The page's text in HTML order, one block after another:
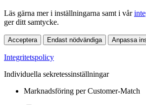
Läs gärna mer i inställningarna samt i vår
ger ditt samtycke.
Acceptera Endast nödvändiga Anpassa
Integritetspolicy
Individuella sekretessinställningar
Marknadsföring per Customer-Match